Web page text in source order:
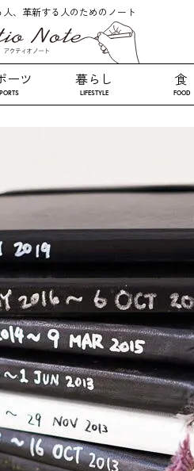
人、革新する人のためのノート
ーツ 暮らし
LIFESTYLE
食
FOOD